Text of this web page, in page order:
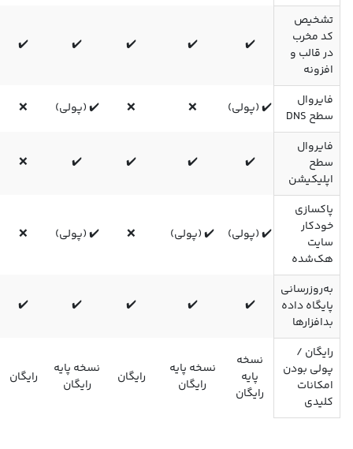
تشخیص
کد مخرب
در قالب و
افزونه
✔️
✔️
✔️
✔️
✔️
فایروال
سطح DNS
✔️ (پولی) ❌
❌ ✔️ (پولی) ❌
فایروال
سطح
اپلیکیشن
✔️
✔️
✔️
✔️
❌
پاکسازی
خودکار
سایت
هک‌شده
✔️ (پولی) ✔️ (پولی) ❌ ✔️ (پولی) ❌
به‌روزرسانی
پایگاه داده
بدافزارها
✔️
✔️
✔️
✔️
✔️
رایگان /
پولی بودن
امکانات
کلیدی
نسخه
پایه
رایگان
نسخه پایه
رایگان
رایگان
نسخه پایه
رایگان
رایگان